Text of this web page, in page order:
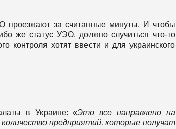
за считанные минуты. И чтобы
же статус УЭО, должно случиться что-то
контроля хотят ввести и для украинского
в Украине: «Это все направлено на
предприятий, которые получат